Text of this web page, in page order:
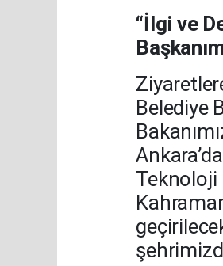
“İlgi ve
Belediye
Teknoloji